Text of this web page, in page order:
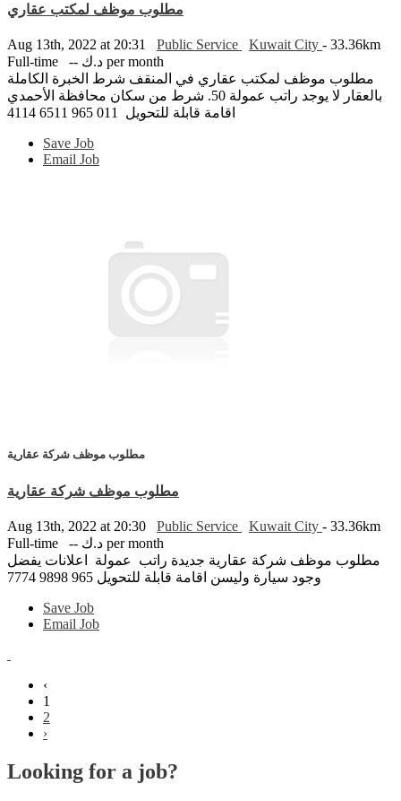
مطلوب موظف لمكتب عقاري
Aug 13th, 2022 at 20:31 Public Service Kuwait City - 33.36km
Full-time
-- د.ك per month
مطلوب موظف لمكتب عقاري في المنقف شرط الخبرة الكاملة
بالعقار لا يوجد راتب عمولة 50. شرط من سكان محافظة الأحمدي
Save Job
Email Job
مطلوب موظف شركة عقارية
مطلوب موظف شركة عقارية
Aug 13th, 2022 at 20:30 Public Service Kuwait City - 33.36km
Full-time
-- د.ك per month
مطلوب موظف شركة عقارية جديدة راتب عمولة اعلانات يفضل
Save Job
Email Job
‹
1
2
›
Looking for a job?